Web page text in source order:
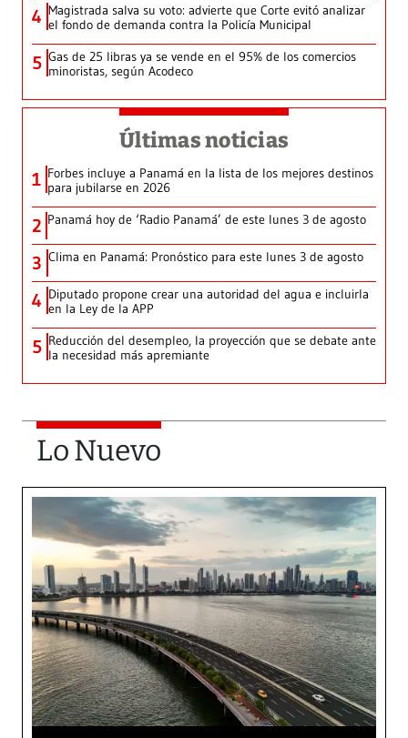
4 Magistrada salva su voto: advierte que Corte evitó analizar
el fondo de demanda contra la Policía Municipal
5 Gas de 25 libras ya se vende en el 95% de los comercios
minoristas, según Acodeco
Últimas noticias
1 Forbes incluye a Panamá en la lista de los mejores destinos
para jubilarse en 2026
2 Panamá hoy de ‘Radio Panamá’ de este lunes 3 de agosto
3 Clima en Panamá: Pronóstico para este lunes 3 de agosto
4 Diputado propone crear una autoridad del agua e incluirla
en la Ley de la APP
5 Reducción del desempleo, la proyección que se debate ante
la necesidad más apremiante
Lo Nuevo